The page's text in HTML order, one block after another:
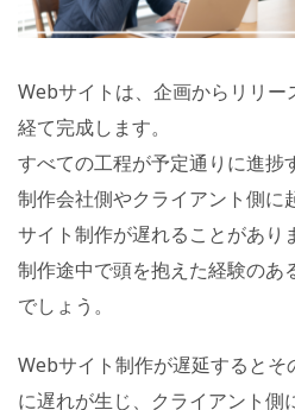
Webサイトは、企画からリリ
経て完成します。
すべての工程が予定通りに進捗
制作会社側やクライアント側に
サイト制作が遅れることがあり
制作途中で頭を抱えた経験のあ
でしょう。
Webサイト制作が遅延すると
に遅れが生じ、クライアント側